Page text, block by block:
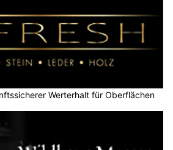
Werterhalt für Oberflächen